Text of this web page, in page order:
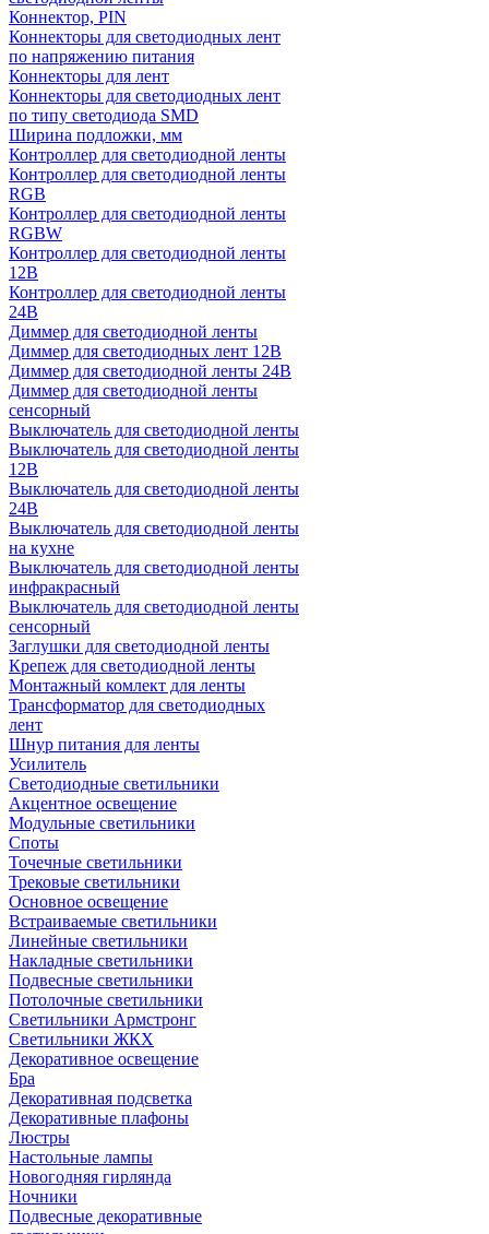
Коннектор, PIN
Коннекторы для светодиодных лент
по напряжению питания
Коннекторы для лент
Коннекторы для светодиодных лент
по типу светодиода SMD
Ширина подложки, мм
Контроллер для светодиодной ленты
Контроллер для светодиодной ленты
RGB
Контроллер для светодиодной ленты
RGBW
Контроллер для светодиодной ленты
12В
Контроллер для светодиодной ленты
24В
Диммер для светодиодной ленты
Диммер для светодиодных лент 12В
Диммер для светодиодной ленты 24В
Диммер для светодиодной ленты
сенсорный
Выключатель для светодиодной ленты
Выключатель для светодиодной ленты
12В
Выключатель для светодиодной ленты
24В
Выключатель для светодиодной ленты
на кухне
Выключатель для светодиодной ленты
инфракрасный
Выключатель для светодиодной ленты
сенсорный
Заглушки для светодиодной ленты
Крепеж для светодиодной ленты
Монтажный комлект для ленты
Трансформатор для светодиодных
лент
Шнур питания для ленты
Усилитель
Светодиодные светильники
Акцентное освещение
Модульные светильники
Споты
Точечные светильники
Трековые светильники
Основное освещение
Встраиваемые светильники
Линейные светильники
Накладные светильники
Подвесные светильники
Потолочные светильники
Светильники Армстронг
Светильники ЖКХ
Декоративное освещение
Бра
Декоративная подсветка
Декоративные плафоны
Люстры
Настольные лампы
Новогодняя гирлянда
Ночники
Подвесные декоративные